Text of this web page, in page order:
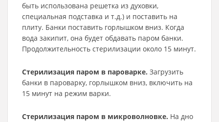
быть использована решетка из духовки,
специальная подставка и т.д.) и поставить на
плиту. Банки поставить горлышком вниз. Когда
вода закипит, она будет обдавать паром банки.
Продолжительность стерилизации около 15 минут.
Стерилизация паром в пароварке. Загрузить
банки в пароварку, горлышком вниз, включить на
15 минут на режим варки.
Стерилизация паром в микроволновке. На дно